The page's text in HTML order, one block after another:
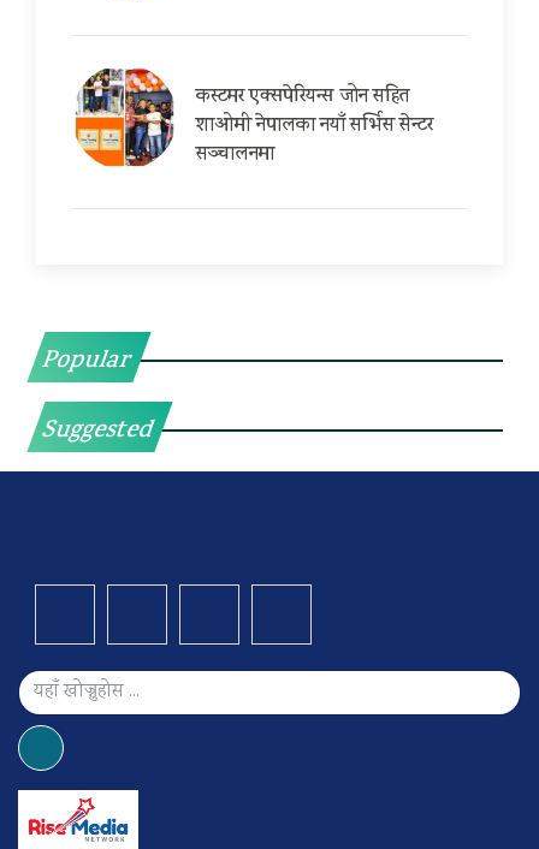
कस्टमर एक्सपेरियन्स जोन सहित
शाओमी नेपालका नयाँ सर्भिस सेन्टर
सञ्चालनमा
Popular
Suggested